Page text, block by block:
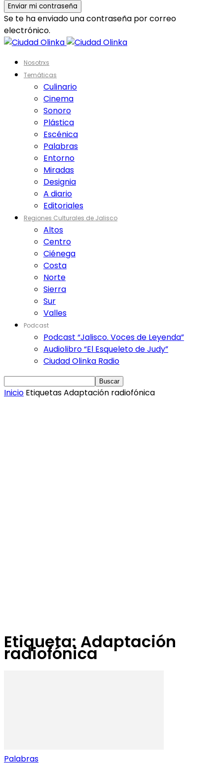
Se te ha enviado una contraseña por correo
electrónico.
Nosotrxs
Temáticas
Culinario
Cinema
Sonoro
Plástica
Escénica
Palabras
Entorno
Miradas
Designia
A diario
Editoriales
Regiones Culturales de Jalisco
Altos
Centro
Ciénega
Costa
Norte
Sierra
Sur
Valles
Podcast
Podcast “Jalisco. Voces de Leyenda”
Audiolibro “El Esqueleto de Judy”
Ciudad Olinka Radio
Inicio EtiquetasAdaptación radiofónica
Etiqueta: Adaptación
radiofónica
Palabras